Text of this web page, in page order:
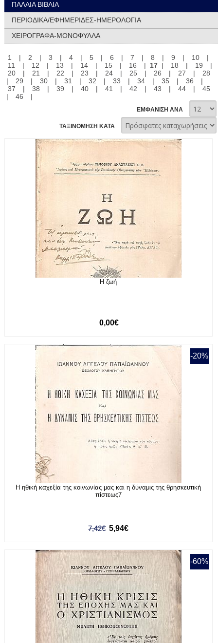
ΠΑΛΑΙΑ ΒΙΒΛΙΑ
ΠΕΡΙΟΔΙΚΑ/ΕΦΗΜΕΡΙΔΕΣ-ΗΜΕΡΟΛΟΓΙΑ
ΧΕΙΡΟΓΡΑΦΑ-ΜΟΝΟΦΥΛΛΑ
1 | 2 | 3 | 4 | 5 | 6 | 7 | 8 | 9 | 10
|
11
| 12 | 13 | 14 | 15 | 16 | 17| 18 | 19
|
20
| 21 | 22 | 23 | 24 | 25 | 26 | 27 |
28
|
29 | 30 | 31 | 32 | 33 | 34 | 35 | 36
|
37
| 38 | 39 | 40 | 41 | 42 | 43 | 44 |
45
|
46 |
ΕΜΦΑΝΙΣΗ ΑΝΑ
ΤΑΞΙΝΟΜΗΣΗ ΚΑΤΑ
Η ζωή
0,00€
-20%
Η ηθική καχεξία της κοινωνίας μας και η δύναμις της θρησκευτική
πίστεως7
7,42€ 5,94€
-60%